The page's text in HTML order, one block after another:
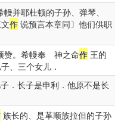
并耶杜顿的子孙、弹琴、
作说预言本章同〕他们供职
赞。希幔奉 神之命作 王的
、三个女儿．
．长子是申利．他原不是长
族长的、是革顺族拉但的子孙